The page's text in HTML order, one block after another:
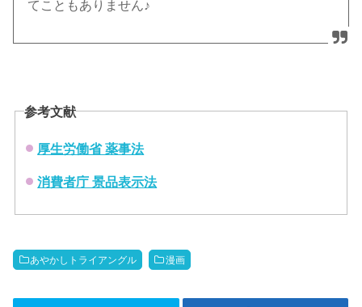
てこともありません♪
参考文献
厚生労働省 薬事法
消費者庁 景品表示法
あやかしトライアングル 漫画